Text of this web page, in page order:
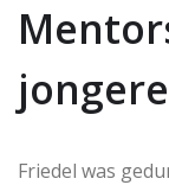
Friedel was